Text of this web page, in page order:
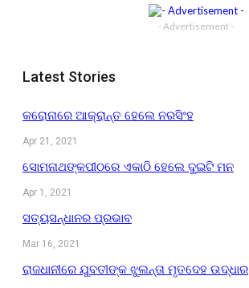
- Advertisement -
Latest Stories
କରୋନାରେ ଆକ୍ରାନ୍ତ ହେଲେ ନରସିଂହ
Apr 21, 2021
ସୋମନାଥଙ୍କପୀଠରେ ଏକାଠି ହେଲେ ଦୁଇଟି ମନ
Apr 1, 2021
ସତ୍ୟସନ୍ଧାନର ପ୍ରଭାବ
Mar 16, 2021
ରାଜଧାନୀରେ ଯୁବତୀଙ୍କ ଝୁଲନ୍ତା ମୃତଦେହ ଉଦ୍ଧାର